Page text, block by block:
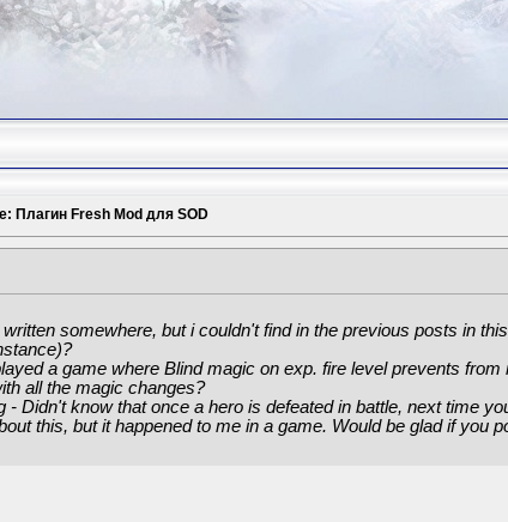
Плагин Fresh Mod для SOD
somewhere, but i couldn't find in the previous posts in
a game where Blind magic on exp. fire level prevents from
all the magic changes?
- Didn't know that once a hero is defeated in battle, next time
this, but it happened to me in a game. Would be glad if you